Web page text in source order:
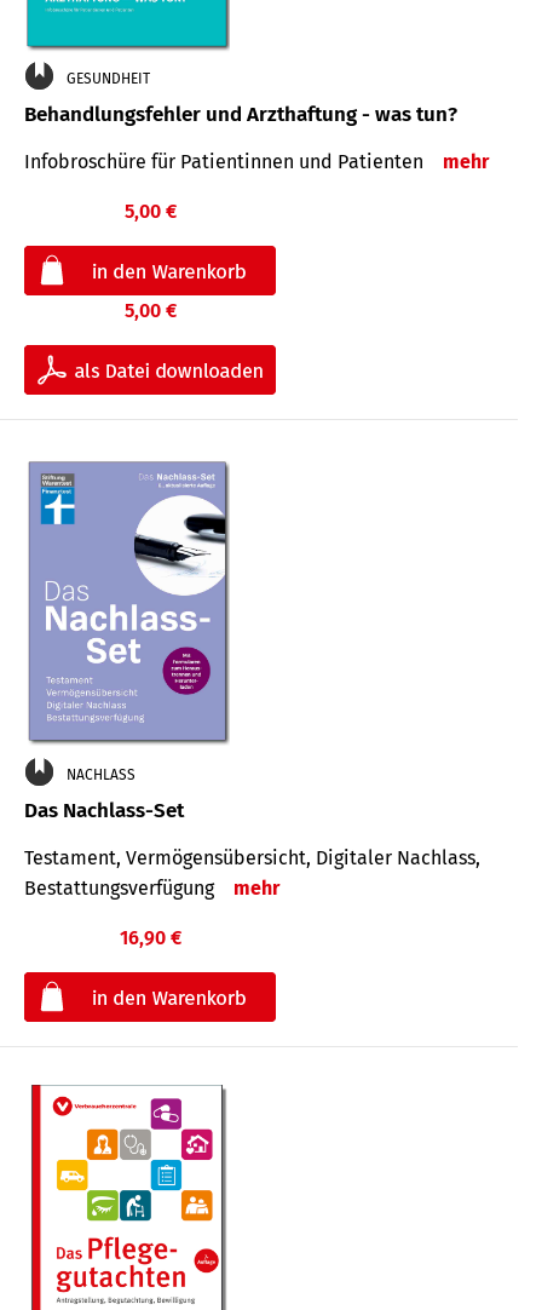
GESUNDHEIT
Behandlungsfehler und Arzthaftung - was tun?
Infobroschüre für Patientinnen und Patienten mehr
5,00 €
5,00 €
NACHLASS
Das Nachlass-Set
Testament, Vermögens­übersicht, Digitaler Nach­lass,
Bestat­tungs­ver­fügung
mehr
16,90 €